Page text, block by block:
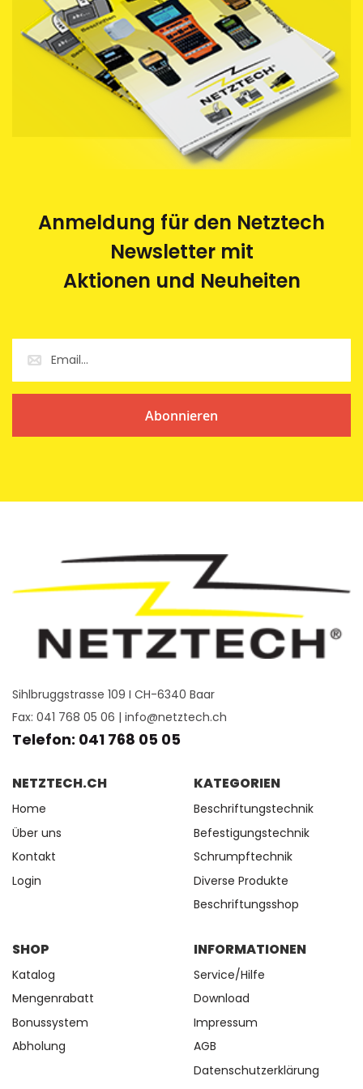
Anmeldung für den Netztech
Newsletter mit
Aktionen und Neuheiten
Abonnieren
Sihlbruggstrasse 109 I CH-6340 Baar
Fax: 041 768 05 06 | info@netztech.ch
Telefon: 041 768 05 05
NETZTECH.CH
Home
Über uns
Kontakt
Login
KATEGORIEN
Beschriftungstechnik
Befestigungstechnik
Schrumpftechnik
Diverse Produkte
Beschriftungsshop
SHOP
Katalog
Mengenrabatt
Bonussystem
Abholung
INFORMATIONEN
Service/Hilfe
Download
Impressum
AGB
Datenschutzerklärung